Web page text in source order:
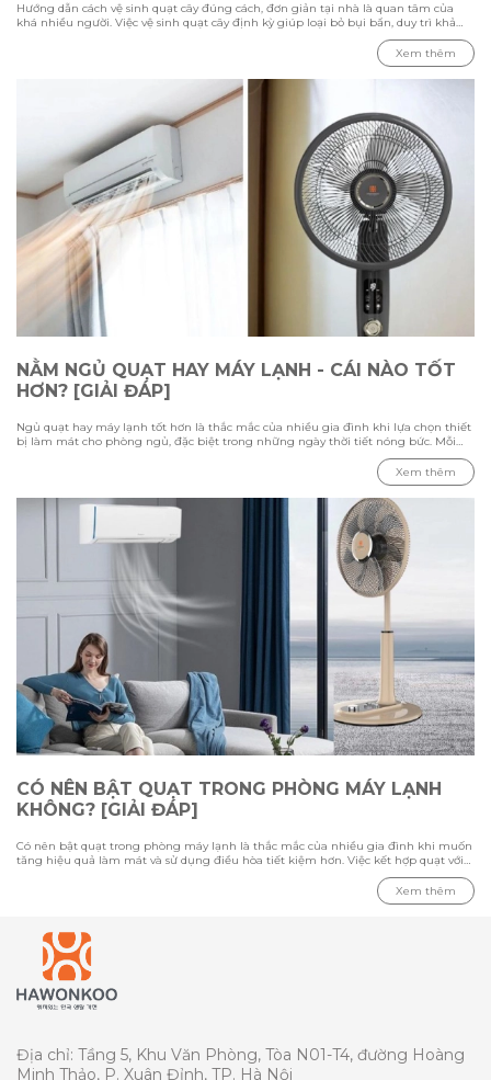
Hướng dẫn cách vệ sinh quạt cây đúng cách, đơn giản tại nhà là quan tâm của
khá nhiều người. Việc vệ sinh quạt cây định kỳ giúp loại bỏ bụi bẩn, duy trì khả
năng làm mát và kéo dài tuổi thọ thiết bị. Trong bài viết này Hawonkoo sẽ hướng
dẫn chi tiết các bước vệ sinh từ cách tháo lắp, làm sạch từng bộ phận đến những
Xem thêm
NẰM NGỦ QUẠT HAY MÁY LẠNH - CÁI NÀO TỐT
HƠN? [GIẢI ĐÁP]
Ngủ quạt hay máy lạnh tốt hơn là thắc mắc của nhiều gia đình khi lựa chọn thiết
bị làm mát cho phòng ngủ, đặc biệt trong những ngày thời tiết nóng bức. Mỗi
phương pháp đều có ưu điểm và hạn chế riêng, phụ thuộc vào nhiệt độ môi
trường, diện tích phòng và nhu cầu sử dụng của từng người. Trong bài viết này
cùng Hawonkoo tìm hiểu sự khác biệt giữa việc ngủ bằng quạt và máy lạnh,
đánh giá ưu nhược điểm của từng thiết bị, đồng thời tham khảo cách sử dụng
phù hợp để tạo không gian nghỉ ngơi thoải mái và tiết kiệm điện.
Xem thêm
CÓ NÊN BẬT QUẠT TRONG PHÒNG MÁY LẠNH
KHÔNG? [GIẢI ĐÁP]
Có nên bật quạt trong phòng máy lạnh là thắc mắc của nhiều gia đình khi muốn
tăng hiệu quả làm mát và sử dụng điều hòa tiết kiệm hơn. Việc kết hợp quạt với
máy lạnh có thể giúp luồng khí lạnh phân bổ đều hơn, nhưng cần sử dụng đúng
cách để tránh gây cảm giác khó chịu. Trong bài viết này cùng Hawonkoo tìm hiểu
ưu nhược điểm khi bật quạt cùng điều hòa, loại quạt phù hợp cho phòng máy
Xem thêm
Địa chỉ: Tầng 5, Khu Văn Phòng, Tòa N01-T4, đường Hoàng
Minh Thảo, P. Xuân Đỉnh, TP. Hà Nội